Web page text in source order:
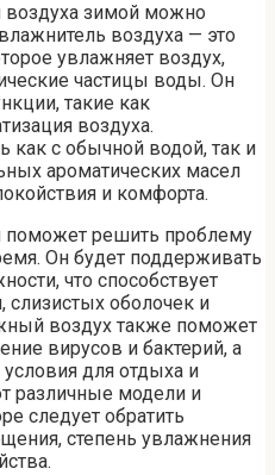
зимой можно
воздуха — это
увлажняет воздух,
частицы воды. Он
такие как
воздуха.
как с обычной водой, так и
ароматических масел
и комфорта.
поможет решить проблему
Он будет поддерживать
что способствует
оболочек и
воздух также поможет
вирусов и бактерий, а
для отдыха и
различные модели и
следует обратить
степень увлажнения